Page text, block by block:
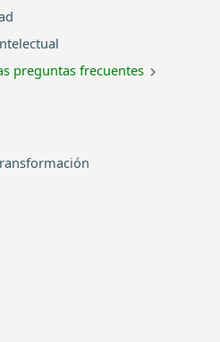
preguntas frecuentes